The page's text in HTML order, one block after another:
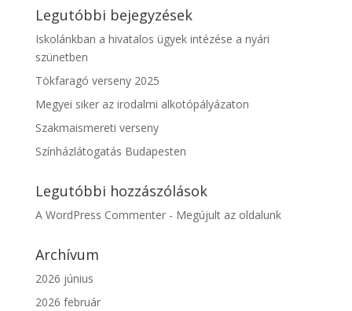
Legutóbbi bejegyzések
Iskolánkban a hivatalos ügyek intézése a nyári
szünetben
Tökfaragó verseny 2025
Megyei siker az irodalmi alkotópályázaton
Szakmaismereti verseny
Színházlátogatás Budapesten
Legutóbbi hozzászólások
A WordPress Commenter- Megújult az oldalunk
Archívum
2026 június
2026 február